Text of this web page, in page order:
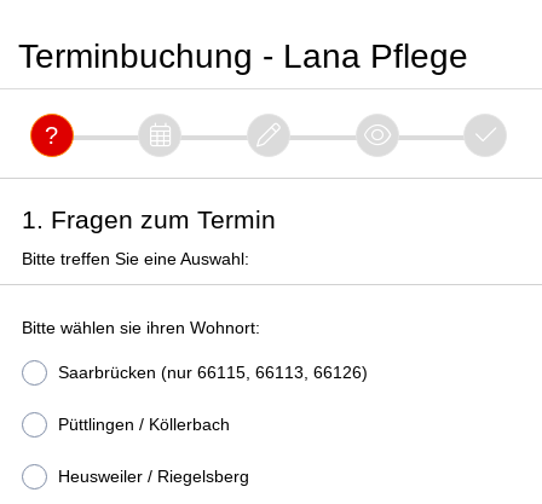
Terminbuchung - Lana Pflege
1. Fragen zum Termin
Bitte treffen Sie eine Auswahl:
Bitte wählen sie ihren Wohnort:
Saarbrücken (nur 66115, 66113, 66126)
Püttlingen / Köllerbach
Heusweiler / Riegelsberg